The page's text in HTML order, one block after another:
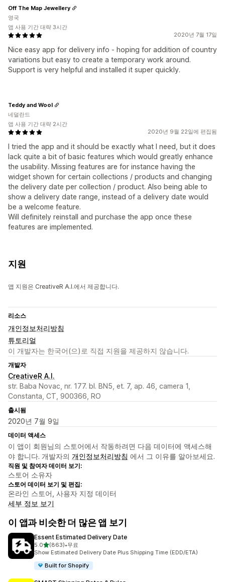
2020년 7월 17일
Nice easy app for delivery info - hoping for addition of country
variations but easy to create a temporary work around.
Support is very helpful and installed it super quickly.
Off The Map Jewellery
영국
앱 사용 기간 대략 3시간
2020년 9월 22일에 편집됨
I tried the app and it should be exactly what I need, but it does
lack quite a bit of basic features which would greatly enhance
the usability. Missing features are for instance having the
widget shown for certain collections / products and changing
the delivery date per collection / product. Also being able to
show a delivery date range, instead of a delivery date would
be a welcome feature.
Will definitely reinstall and purchase the app once these
features are implemented.
Teddy and Wool
네덜란드
앱 사용 기간 대략 2시간
지원
앱 지원은 CreativeR A.I.에서 제공합니다.
리소스
개인정보처리방침
튜토리얼
이 개발자는 한국어(으)로 직접 지원을 제공하지 않습니다.
개발자
CreativeR A.I.
str. Baba Novac, nr. 177. bl. BN5, et. 7, ap. 46, camera 1,
Constanta, CT, 900366, RO
출시됨
2020년 7월 9일
데이터 액세스
이 앱이 회원님의 스토어에서 작동하려면 다음 데이터에 액세스해
야 합니다. 개발자의 개인정보처리방침 에서 그 이유를 알아보세요.
직원 및 참여자 데이터 보기:
스토어 소유자
스토어 데이터 보기 및 편집:
온라인 스토어, 사용자 지정 데이터
세부 정보 보기
이 앱과 비슷한 더 많은 앱 보기
Essent Estimated Delivery Date
5.0별 5개 중
(863)
총 리뷰 863개
•무료
Show Estimated Delivery Date Plus Shipping Time (EDD/ETA)
Built for Shopify